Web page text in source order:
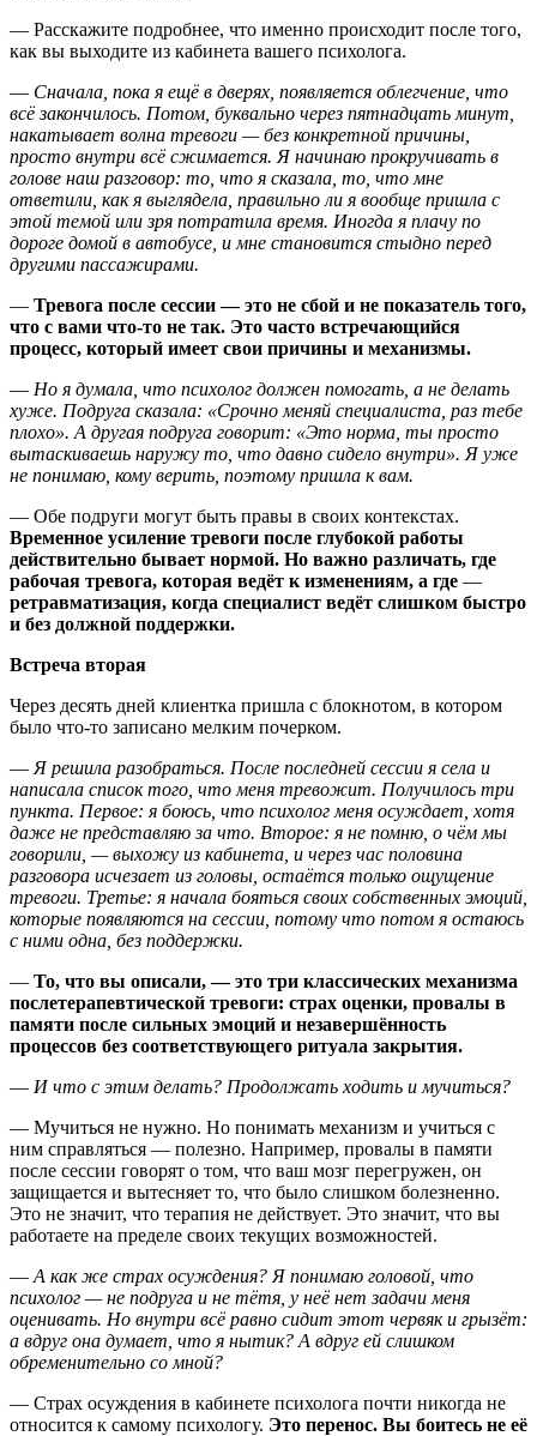
— Расскажите подробнее, что именно происходит после того,
как вы выходите из кабинета вашего психолога.
— Сначала, пока я ещё в дверях, появляется облегчение, что
всё закончилось. Потом, буквально через пятнадцать минут,
накатывает волна тревоги — без конкретной причины,
просто внутри всё сжимается. Я начинаю прокручивать в
голове наш разговор: то, что я сказала, то, что мне
ответили, как я выглядела, правильно ли я вообще пришла с
этой темой или зря потратила время. Иногда я плачу по
дороге домой в автобусе, и мне становится стыдно перед
другими пассажирами.
— Тревога после сессии — это не сбой и не показатель того,
что с вами что-то не так. Это часто встречающийся
процесс, который имеет свои причины и механизмы.
— Но я думала, что психолог должен помогать, а не делать
хуже. Подруга сказала: «Срочно меняй специалиста, раз тебе
плохо». А другая подруга говорит: «Это норма, ты просто
вытаскиваешь наружу то, что давно сидело внутри». Я уже
не понимаю, кому верить, поэтому пришла к вам.
— Обе подруги могут быть правы в своих контекстах.
Временное усиление тревоги после глубокой работы
действительно бывает нормой. Но важно различать, где
рабочая тревога, которая ведёт к изменениям, а где —
ретравматизация, когда специалист ведёт слишком быстро
и без должной поддержки.
Встреча вторая
Через десять дней клиентка пришла с блокнотом, в котором
было что-то записано мелким почерком.
— Я решила разобраться. После последней сессии я села и
написала список того, что меня тревожит. Получилось три
пункта. Первое: я боюсь, что психолог меня осуждает, хотя
даже не представляю за что. Второе: я не помню, о чём мы
говорили, — выхожу из кабинета, и через час половина
разговора исчезает из головы, остаётся только ощущение
тревоги. Третье: я начала бояться своих собственных эмоций,
которые появляются на сессии, потому что потом я остаюсь
с ними одна, без поддержки.
— То, что вы описали, — это три классических механизма
послетерапевтической тревоги: страх оценки, провалы в
памяти после сильных эмоций и незавершённость
процессов без соответствующего ритуала закрытия.
— И что с этим делать? Продолжать ходить и мучиться?
— Мучиться не нужно. Но понимать механизм и учиться с
ним справляться — полезно. Например, провалы в памяти
после сессии говорят о том, что ваш мозг перегружен, он
защищается и вытесняет то, что было слишком болезненно.
Это не значит, что терапия не действует. Это значит, что вы
работаете на пределе своих текущих возможностей.
— А как же страх осуждения? Я понимаю головой, что
психолог — не подруга и не тётя, у неё нет задачи меня
оценивать. Но внутри всё равно сидит этот червяк и грызёт:
а вдруг она думает, что я нытик? А вдруг ей слишком
обременительно со мной?
— Страх осуждения в кабинете психолога почти никогда не
относится к самому психологу. Это перенос. Вы боитесь не её